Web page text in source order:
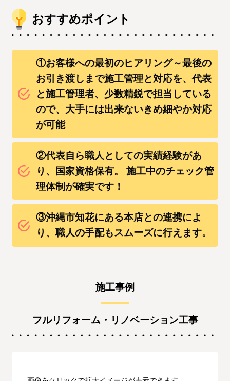
おすすめポイント
①お客様への最初のヒアリング～最後の
お引き渡しまで施工管理と対応を、代表
と施工管理者、少数精鋭で担当している
ので、大手には出来ないきめ細やか対応
が可能
②代表自ら職人としての実績経験があ
り、国家資格保有。 施工中のチェック管
理体制が確実です！
③沖縄市知花にある本店との連携によ
り、職人の手配もスムーズに行えます。
施工事例
フルリフォーム・リノベーション工事